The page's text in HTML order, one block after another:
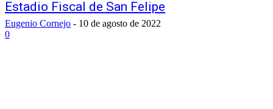
Estadio Fiscal de San Felipe
Eugenio Cornejo - 10 de agosto de 2022
0